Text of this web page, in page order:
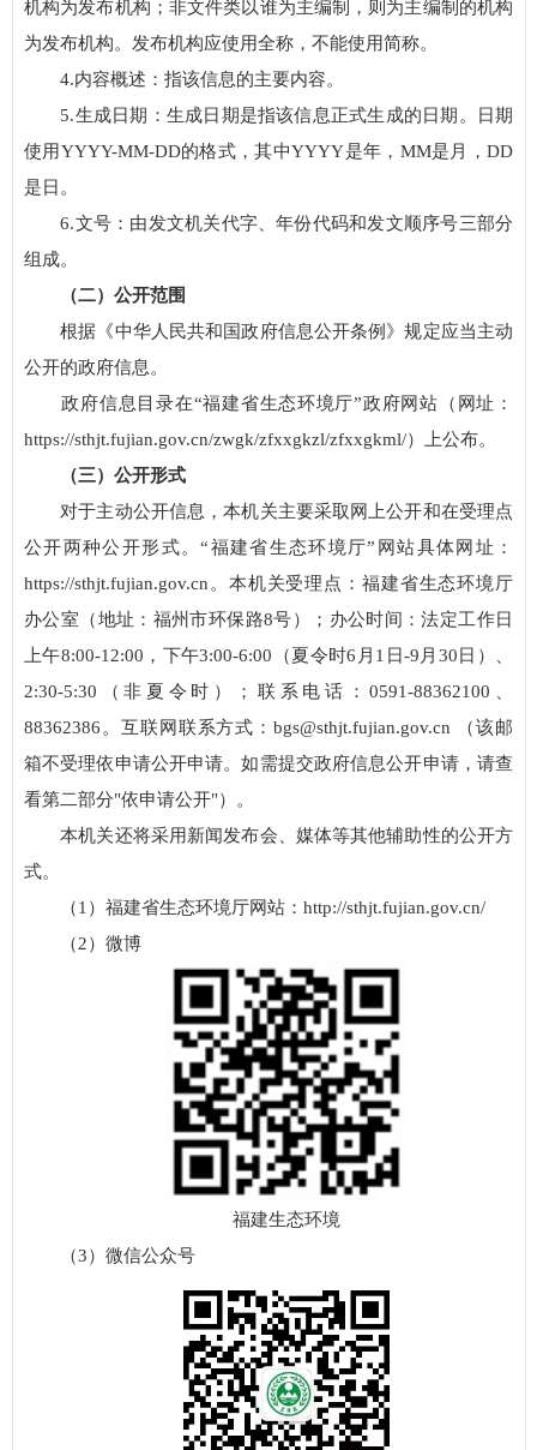
机构为发布机构；非文件类以谁为主编制，则为主编制的机构
为发布机构。发布机构应使用全称，不能使用简称。
4.内容概述：指该信息的主要内容。
5.生成日期：生成日期是指该信息正式生成的日期。日期
使用YYYY-MM-DD的格式，其中YYYY是年，MM是月，DD
是日。
6.文号：由发文机关代字、年份代码和发文顺序号三部分
组成。
（二）公开范围
根据《中华人民共和国政府信息公开条例》规定应当主动
公开的政府信息。
政府信息目录在“福建省生态环境厅”政府网站（网址：
https://sthjt.fujian.gov.cn/zwgk/zfxxgkzl/zfxxgkml/）上公布。
（三）公开形式
对于主动公开信息，本机关主要采取网上公开和在受理点
公开两种公开形式。“福建省生态环境厅”网站具体网址：
https://sthjt.fujian.gov.cn。本机关受理点：福建省生态环境厅
办公室（地址：福州市环保路8号）；办公时间：法定工作日
上午8:00-12:00，下午3:00-6:00（夏令时6月1日-9月30日）、
2:30-5:30（非夏令时）；联系电话：0591-88362100、
88362386。互联网联系方式：bgs@sthjt.fujian.gov.cn （该邮
箱不受理依申请公开申请。如需提交政府信息公开申请，请查
看第二部分"依申请公开"）。
本机关还将采用新闻发布会、媒体等其他辅助性的公开方
式。
（1）福建省生态环境厅网站：http://sthjt.fujian.gov.cn/
（2）微博
福建生态环境
（3）微信公众号